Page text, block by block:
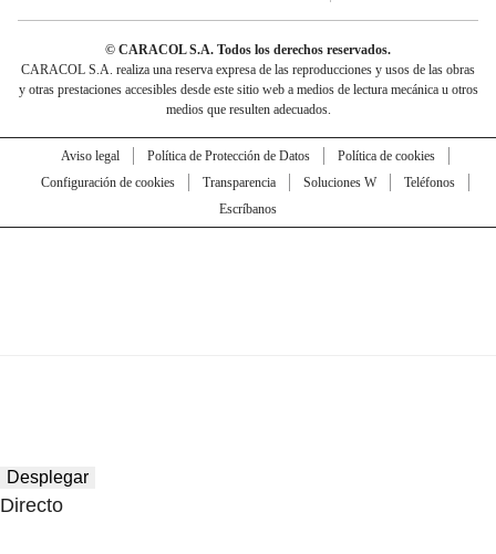
© CARACOL S.A. Todos los derechos reservados.
CARACOL S.A. realiza una reserva expresa de las reproducciones y usos de las obras
y otras prestaciones accesibles desde este sitio web a medios de lectura mecánica u otros
medios que resulten adecuados.
Aviso legal Política de Protección de Datos
Política de cookies
Configuración de cookies
Transparencia Soluciones W
Teléfonos
Escríbanos
Desplegar
Directo